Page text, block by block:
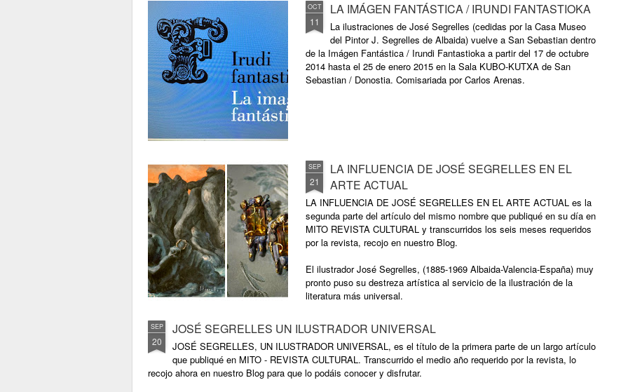
OCT
11
LA IMÁGEN FANTÁSTICA / IRUNDI FANTASTIOKA
La ilustraciones de José Segrelles (cedidas por la Casa Museo
del Pintor J. Segrelles de Albaida) vuelve a San Sebastian dentro
de la Imágen Fantástica / Irundi Fantastioka a partir del 17 de octubre
2014 hasta el 25 de enero 2015 en la Sala KUBO-KUTXA de San
Sebastian / Donostia. Comisariada por Carlos Arenas.
SEP
21
LA INFLUENCIA DE JOSÉ SEGRELLES EN EL
ARTE ACTUAL
LA INFLUENCIA DE JOSÉ SEGRELLES EN EL ARTE ACTUAL es la
segunda parte del artículo del mismo nombre que publiqué en su día en
MITO REVISTA CULTURAL y transcurridos los seis meses requeridos
por la revista, recojo en nuestro Blog.
El ilustrador José Segrelles, (1885-1969 Albaida-Valencia-España) muy
pronto puso su destreza artística al servicio de la ilustración de la
literatura más universal.
SEP
20
JOSÉ SEGRELLES UN ILUSTRADOR UNIVERSAL
JOSÉ SEGRELLES, UN ILUSTRADOR UNIVERSAL, es el título de la primera parte de un largo artículo
que publiqué en MITO - REVISTA CULTURAL. Transcurrido el medio año requerido por la revista, lo
recojo ahora en nuestro Blog para que lo podáis conocer y disfrutar.